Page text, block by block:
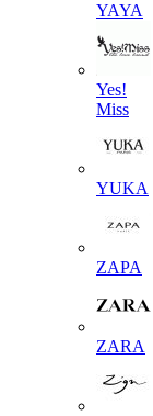
YAYA
Yes!
Miss
YUKA
ZAPA
ZARA